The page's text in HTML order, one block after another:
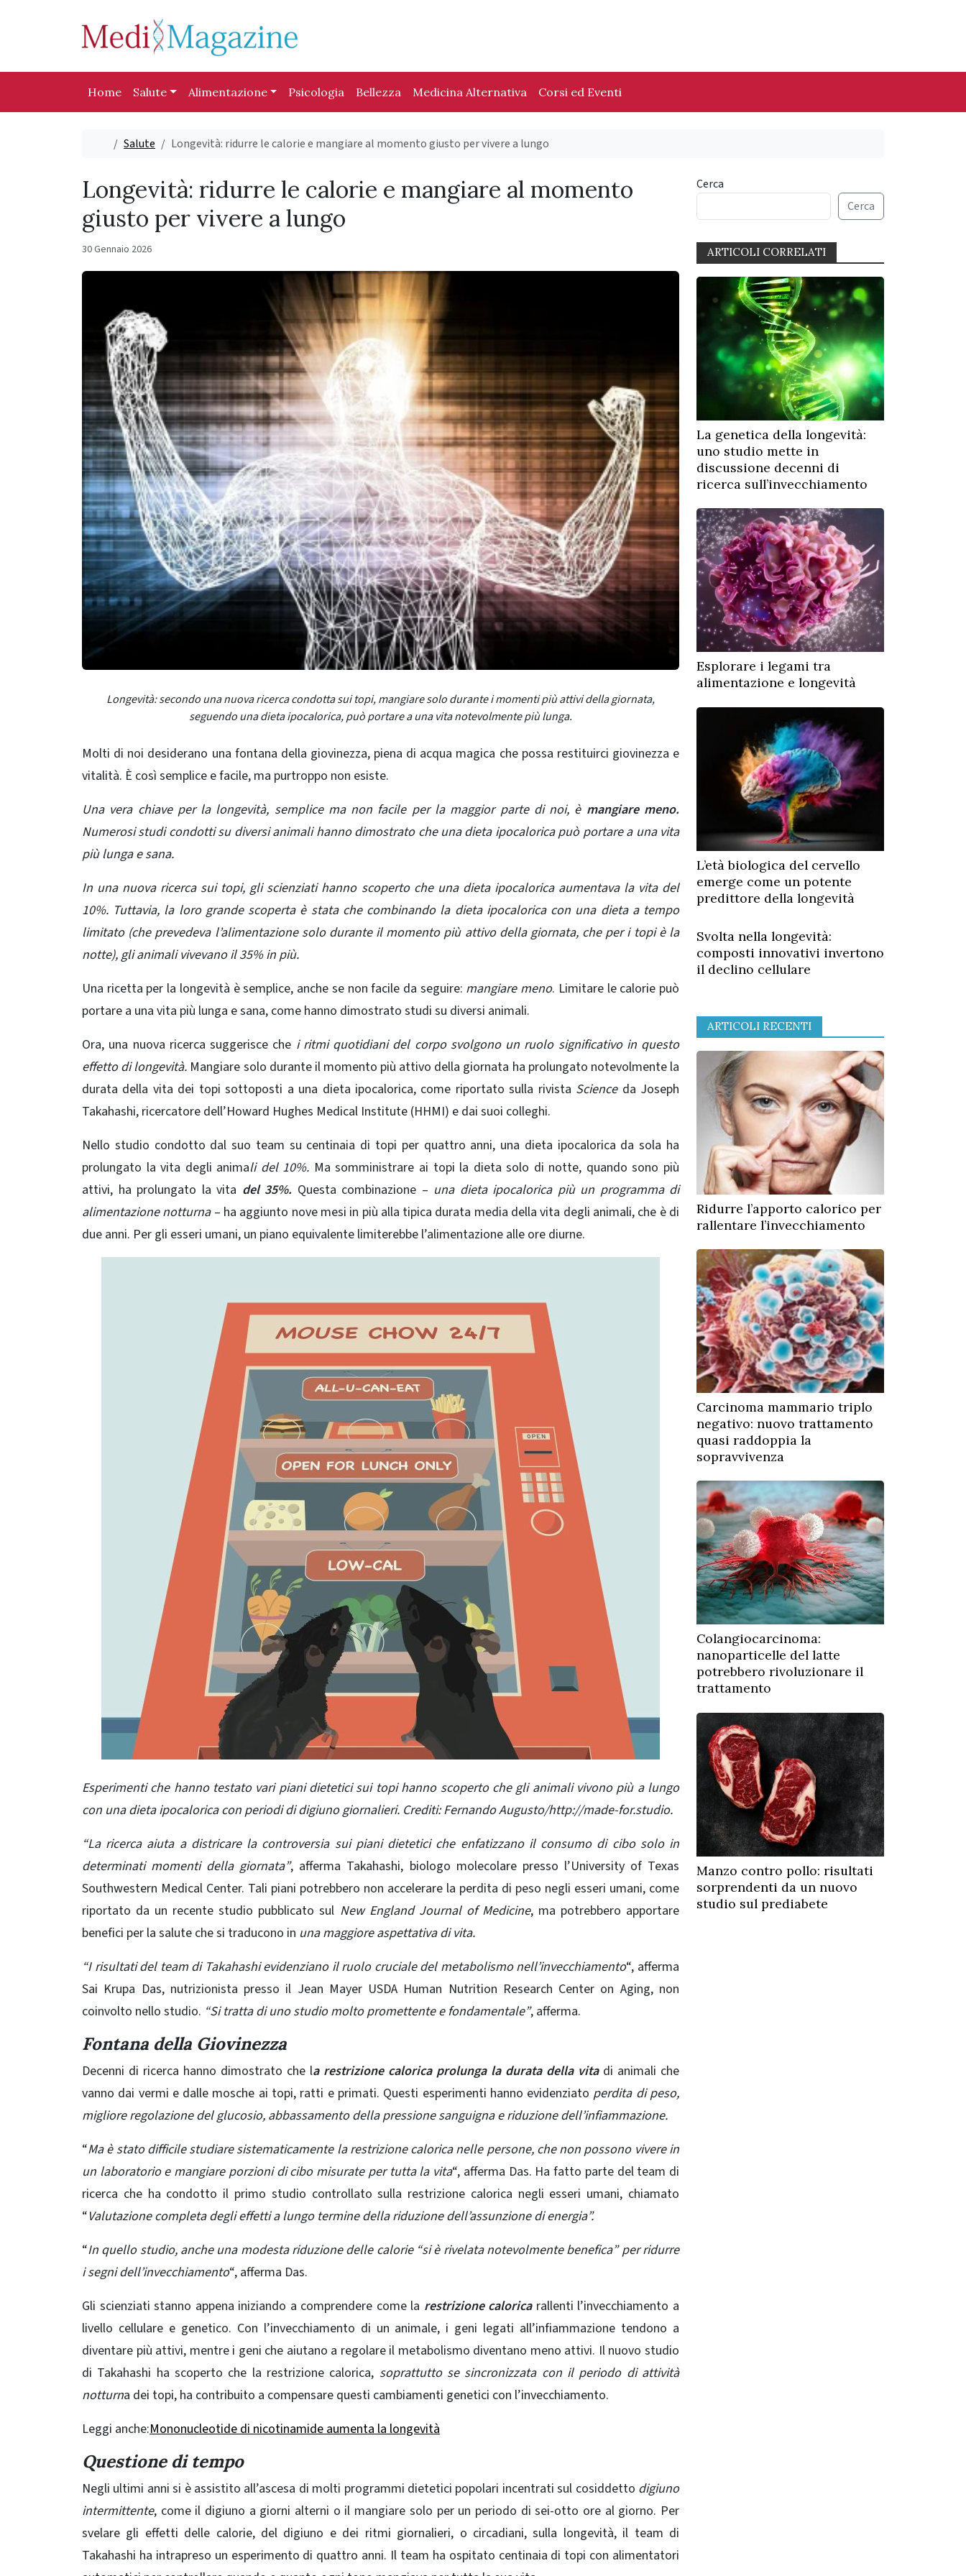
Home Salute Alimentazione Psicologia Bellezza Medicina Alternativa Corsi ed Eventi
Home
Salute Longevità: ridurre le calorie e mangiare al momento giusto per vivere a lungo
Longevità: ridurre le calorie e mangiare al momento
giusto per vivere a lungo
30 Gennaio 2026
Longevità: secondo una nuova ricerca condotta sui topi, mangiare solo durante i momenti più attivi della giornata,
seguendo una dieta ipocalorica, può portare a una vita notevolmente più lunga.
Molti di noi desiderano una fontana della giovinezza, piena di acqua magica che possa restituirci giovinezza e
vitalità. È così semplice e facile, ma purtroppo non esiste.
Una vera chiave per la longevità, semplice ma non facile per la maggior parte di noi, è mangiare meno.
Numerosi studi condotti su diversi animali hanno dimostrato che una dieta ipocalorica può portare a una vita
più lunga e sana.
In una nuova ricerca sui topi, gli scienziati hanno scoperto che una dieta ipocalorica aumentava la vita del
10%. Tuttavia, la loro grande scoperta è stata che combinando la dieta ipocalorica con una dieta a tempo
limitato (che prevedeva l’alimentazione solo durante il momento più attivo della giornata, che per i topi è la
notte), gli animali vivevano il 35% in più.
Una ricetta per la longevità è semplice, anche se non facile da seguire: mangiare meno. Limitare le calorie può
portare a una vita più lunga e sana, come hanno dimostrato studi su diversi animali.
Ora, una nuova ricerca suggerisce che i ritmi quotidiani del corpo svolgono un ruolo significativo in questo
effetto di longevità. Mangiare solo durante il momento più attivo della giornata ha prolungato notevolmente la
durata della vita dei topi sottoposti a una dieta ipocalorica, come riportato sulla rivista Scienceda Joseph
Takahashi, ricercatore dell’Howard Hughes Medical Institute (HHMI) e dai suoi colleghi.
Nello studio condotto dal suo team su centinaia di topi per quattro anni, una dieta ipocalorica da sola ha
prolungato la vita degli animali del 10%. Ma somministrare ai topi la dieta solo di notte, quando sono più
attivi, ha prolungato la vita del 35%. Questa combinazione – una dieta ipocalorica più un programma di
alimentazione notturna– ha aggiunto nove mesi in più alla tipica durata media della vita degli animali, che è di
due anni. Per gli esseri umani, un piano equivalente limiterebbe l’alimentazione alle ore diurne.
Esperimenti che hanno testato vari piani dietetici sui topi hanno scoperto che gli animali vivono più a lungo
con una dieta ipocalorica con periodi di digiuno giornalieri. Crediti: Fernando Augusto/http://made-for.studio.
“La ricerca aiuta a districare la controversia sui piani dietetici che enfatizzano il consumo di cibo solo in
determinati momenti della giornata”, afferma Takahashi, biologo molecolare presso l’University of Texas
Southwestern Medical Center. Tali piani potrebbero non accelerare la perdita di peso negli esseri umani, come
riportato da un recente studio pubblicato sul New England Journal of Medicine, ma potrebbero apportare
benefici per la salute che si traducono in una maggiore aspettativa di vita.
“I risultati del team di Takahashi evidenziano il ruolo cruciale del metabolismo nell’invecchiamento“, afferma
Sai Krupa Das, nutrizionista presso il Jean Mayer USDA Human Nutrition Research Center on Aging, non
coinvolto nello studio. “Si tratta di uno studio molto promettente e fondamentale”, afferma.
Fontana della Giovinezza
Decenni di ricerca hanno dimostrato che la restrizione calorica prolunga la durata della vita di animali che
vanno dai vermi e dalle mosche ai topi, ratti e primati. Questi esperimenti hanno evidenziato perdita di peso,
migliore regolazione del glucosio, abbassamento della pressione sanguigna e riduzione dell’infiammazione.
“Ma è stato difficile studiare sistematicamente la restrizione calorica nelle persone, che non possono vivere in
un laboratorio e mangiare porzioni di cibo misurate per tutta la vita“, afferma Das. Ha fatto parte del team di
ricerca che ha condotto il primo studio controllato sulla restrizione calorica negli esseri umani, chiamato
“Valutazione completa degli effetti a lungo termine della riduzione dell’assunzione di energia”.
“In quello studio, anche una modesta riduzione delle calorie “si è rivelata notevolmente benefica” per ridurre
i segni dell’invecchiamento“, afferma Das.
Gli scienziati stanno appena iniziando a comprendere come la restrizione caloricarallenti l’invecchiamento a
livello cellulare e genetico. Con l’invecchiamento di un animale, i geni legati all’infiammazione tendono a
diventare più attivi, mentre i geni che aiutano a regolare il metabolismo diventano meno attivi. Il nuovo studio
di Takahashi ha scoperto che la restrizione calorica, soprattutto se sincronizzata con il periodo di attività
notturna dei topi, ha contribuito a compensare questi cambiamenti genetici con l’invecchiamento.
Leggi anche:Mononucleotide di nicotinamide aumenta la longevità
Questione di tempo
Negli ultimi anni si è assistito all’ascesa di molti programmi dietetici popolari incentrati sul cosiddetto digiuno
intermittente, come il digiuno a giorni alterni o il mangiare solo per un periodo di sei-otto ore al giorno. Per
svelare gli effetti delle calorie, del digiuno e dei ritmi giornalieri, o circadiani, sulla longevità, il team di
Takahashi ha intrapreso un esperimento di quattro anni. Il team ha ospitato centinaia di topi con alimentatori
Cerca
Cerca
ARTICOLI CORRELATI
La genetica della longevità:
uno studio mette in
discussione decenni di
ricerca sull’invecchiamento
Esplorare i legami tra
alimentazione e longevità
L’età biologica del cervello
emerge come un potente
predittore della longevità
Svolta nella longevità:
composti innovativi invertono
il declino cellulare
ARTICOLI RECENTI
Ridurre l’apporto calorico per
rallentare l’invecchiamento
Carcinoma mammario triplo
negativo: nuovo trattamento
quasi raddoppia la
sopravvivenza
Colangiocarcinoma:
nanoparticelle del latte
potrebbero rivoluzionare il
trattamento
Manzo contro pollo: risultati
sorprendenti da un nuovo
studio sul prediabete